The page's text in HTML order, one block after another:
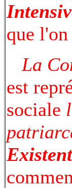
que
La
est
sociale